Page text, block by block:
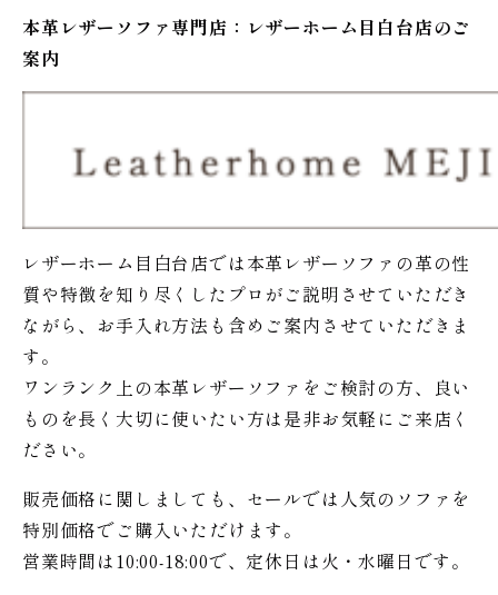
本革レザーソファ専門店：レザーホーム 目白台店のご
案内
レザーホーム目白台店では本革レザーソファの革の性
質や特徴を知り尽くしたプロがご説明させていただき
ながら、お手入れ方法も含めご案内させていただきま
す。
ワンランク上の本革レザーソファをご検討の方、良い
ものを長く大切に使いたい方は是非お気軽にご来店く
ださい。
販売価格に関しましても、セールでは人気のソファを
特別価格でご購入いただけます。
営業時間は10:00-18:00で、定休日は火・水曜日です。